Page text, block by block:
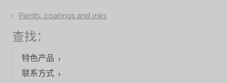
Paints, coatings and inks
查找：
特色产品
联系方式